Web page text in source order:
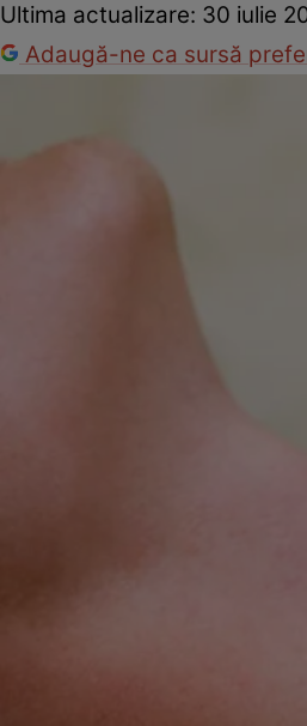
Ultima actualizare: 30 iulie
Adaugă-ne ca sursă